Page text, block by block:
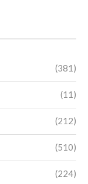
(381)
(11)
(212)
(510)
(224)